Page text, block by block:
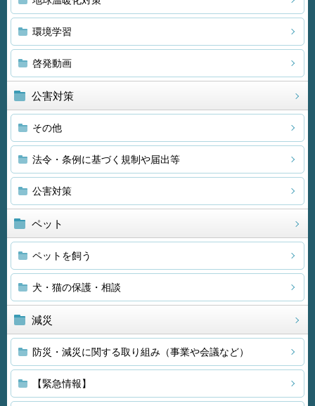
環境学習
啓発動画
公害対策
その他
法令・条例に基づく規制や届出等
公害対策
ペット
ペットを飼う
犬・猫の保護・相談
減災
防災・減災に関する取り組み（事業や会議など）
【緊急情報】